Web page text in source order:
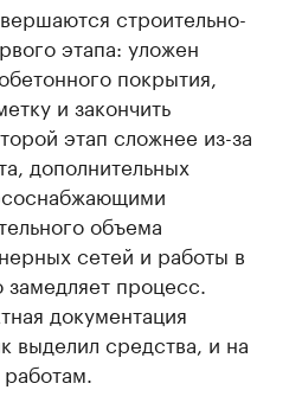
строительно-
этапа: уложен
покрытия,
и закончить
этап сложнее из-за
дополнительных
объема
сетей и работы в
процесс.
документация
выделил средства, и на